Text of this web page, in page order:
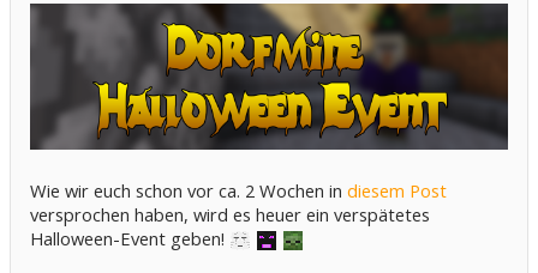
Wie wir euch schon vor ca. 2 Wochen in diesem Post
versprochen haben, wird es heuer ein verspätetes
Halloween-Event geben!